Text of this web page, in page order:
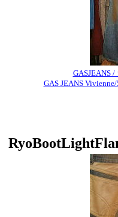
GASJEANS
GAS JEANS